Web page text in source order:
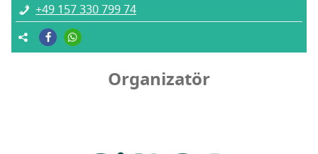
+49 157 330 799 74
Organizatör